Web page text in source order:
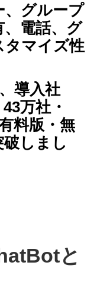
、グループ
、電話、グ
タマイズ性
導入社
万社・
料版・無
しまし
と